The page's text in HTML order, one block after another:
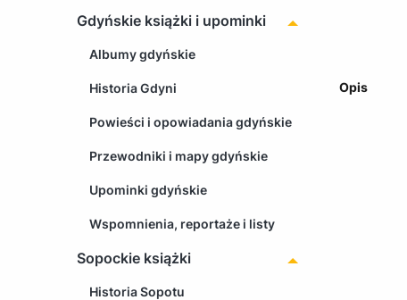
Gdyńskie książki i upominki
Albumy gdyńskie
Historia Gdyni
Powieści i opowiadania gdyńskie
Przewodniki i mapy gdyńskie
Upominki gdyńskie
Wspomnienia, reportaże i listy
Sopockie książki
Historia Sopotu
Opis